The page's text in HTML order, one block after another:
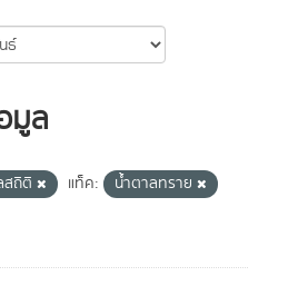
มูล
สถิติ แท็ค:
น้ำตาลทราย